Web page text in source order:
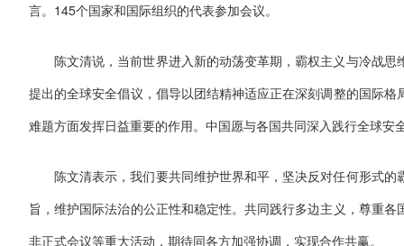
言。145个国家和国际组织的代表参加会议。
陈文清说，当前世界进入新的动荡变革期，霸权主义与冷战
提出的全球安全倡议，倡导以团结精神适应正在深刻调整的国际
难题方面发挥日益重要的作用。中国愿与各国共同深入践行全球
陈文清表示，我们要共同维护世界和平，坚决反对任何形式
旨，维护国际法治的公正性和稳定性。共同践行多边主义，尊重
非正式会议等重大活动，期待同各方加强协调，实现合作共赢。